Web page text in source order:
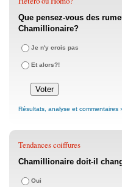
Que pensez-vous des
Chamillionaire?
Je n'y crois pas
Et alors?!
Résultats, analyse et commentaires
Tendances coiffures
Chamillionaire doit-il
Oui